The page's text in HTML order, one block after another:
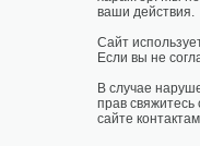
ваши действия.
Сайт
Если вы не
В случае
прав
сайте